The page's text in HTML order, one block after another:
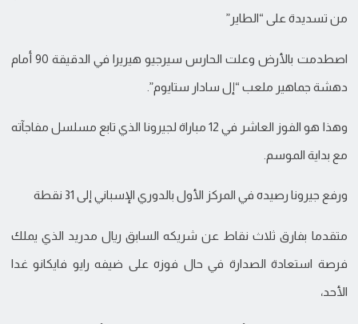
من تسديدة على “الطاير”
اصطدمت بالأرض وعلت الحارس سيرجيو هيريرا في الدقيقة 90 أمام
دهشة جماهير ملعب “إل سادار ستايوم”.
وهذا هو الفوز العاشر في 12 مباراة لجيرونا الذي تابع مسلسل مفاجآته
مع بداية الموسم.
ورفع جيرونا رصيده في المركز الأول بالدوري الإسباني إلى 31 نقطة
متقدما بفارق ثلاث نقاط عن شريكه السابق ريال مدريد الذي يملك
فرصة استعادة الصدارة في حال فوزه على ضيفه رايو فايكانو غدا
الأحد،